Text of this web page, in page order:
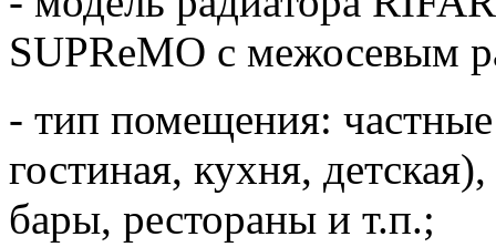
SUPReMO с межосевым
- тип помещения:
гостиная, кухня,
бары, рестораны и т.п.;